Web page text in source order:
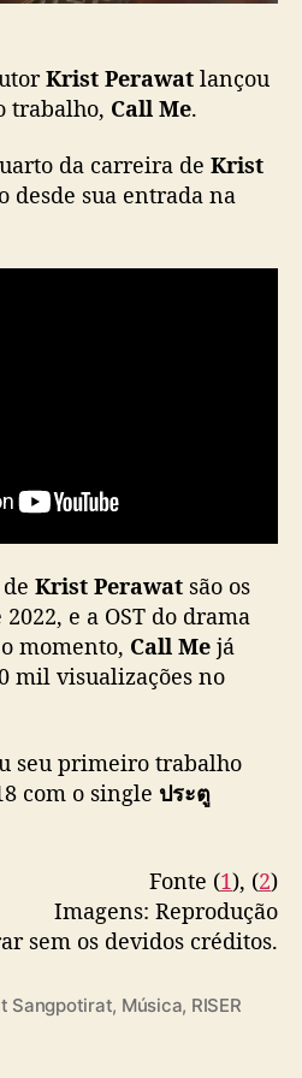
P
e
a
g
l
e
d
i
t
a
Krist Perawat lançou
trabalho, Call Me.
da carreira de Krist
desde sua entrada na
Krist Perawat são os
2022, e a OST do drama
momento, Call Me já
mil visualizações no
seu primeiro trabalho
com o single ประตู
Fonte (1), (2)
Imagens: Reprodução
sem os devidos créditos.
Sangpotirat, Música, RISER